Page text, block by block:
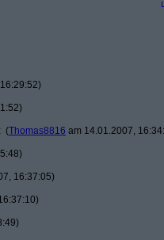
(Thomas8816 am 14.01.2007,
16:37:05)